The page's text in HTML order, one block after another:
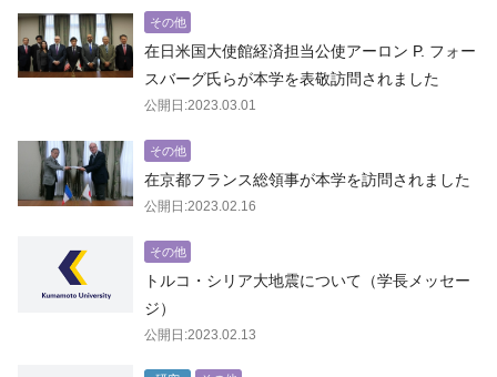
その他
在日米国大使館経済担当公使アーロン P. フォー
スバーグ氏らが本学を表敬訪問されました
公開日:2023.03.01
その他
在京都フランス総領事が本学を訪問されました
公開日:2023.02.16
その他
トルコ・シリア大地震について（学長メッセー
ジ）
公開日:2023.02.13